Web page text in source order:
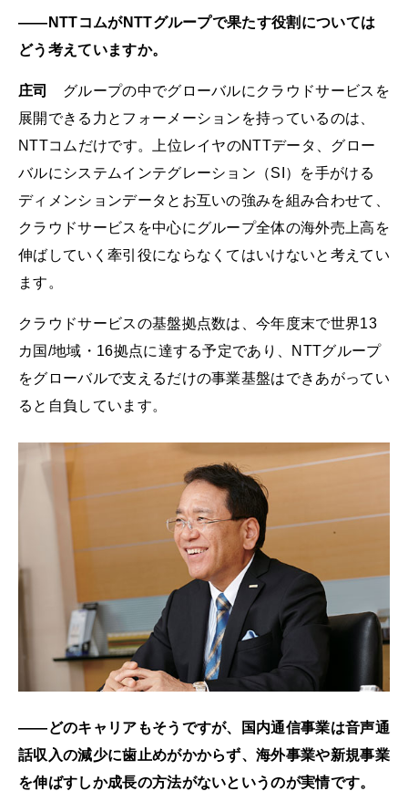
――NTTコムがNTTグループで果たす役割については
どう考えていますか。
庄司
グループの中でグローバルにクラウドサービスを
展開できる力とフォーメーションを持っているのは、
NTTコムだけです。上位レイヤのNTTデータ、グロー
バルにシステムインテグレーション（SI）を手がける
ディメンションデータとお互いの強みを組み合わせて、
クラウドサービスを中心にグループ全体の海外売上高を
伸ばしていく牽引役にならなくてはいけないと考えてい
ます。
クラウドサービスの基盤拠点数は、今年度末で世界13
カ国/地域・16拠点に達する予定であり、NTTグループ
をグローバルで支えるだけの事業基盤はできあがってい
ると自負しています。
――どのキャリアもそうですが、国内通信事業は音声通
話収入の減少に歯止めがかからず、海外事業や新規事業
を伸ばすしか成長の方法がないというのが実情です。